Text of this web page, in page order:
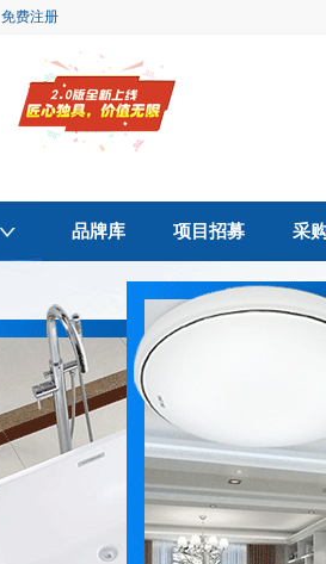
免费注册
品牌库 项目招募 采